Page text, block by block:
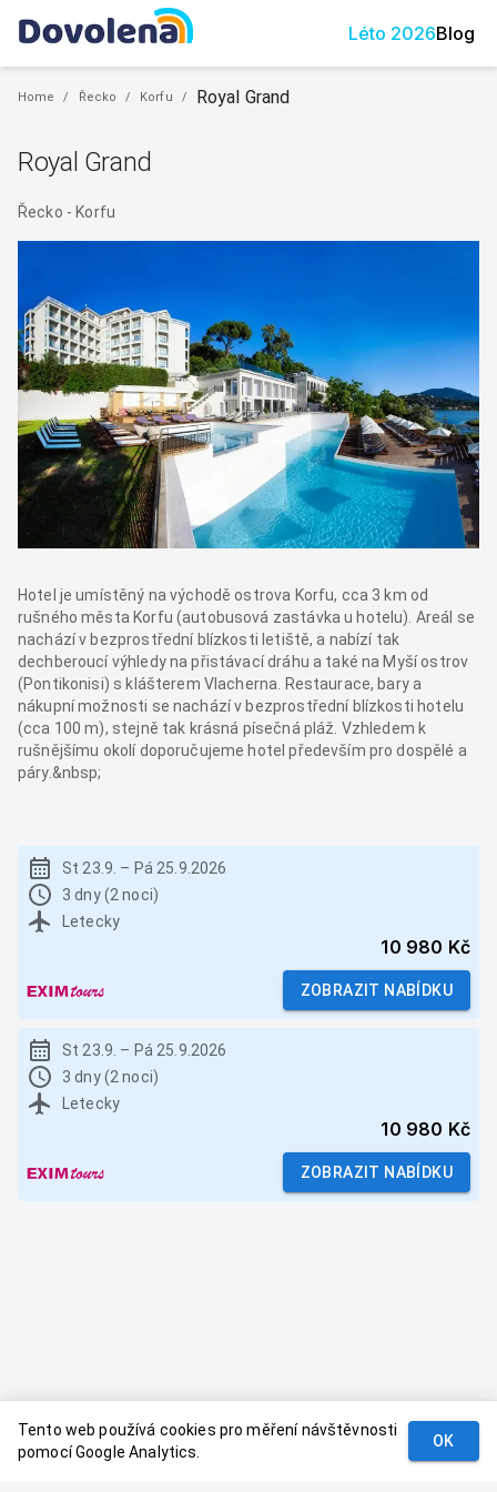
Léto 2026Blog
Home / Řecko / Korfu / Royal Grand
Royal Grand
Řecko - Korfu
Hotel je umístěný na východě ostrova Korfu, cca 3 km od
rušného města Korfu (autobusová zastávka u hotelu). Areál se
nachází v bezprostřední blízkosti letiště, a nabízí tak
dechberoucí výhledy na přistávací dráhu a také na Myší ostrov
(Pontikonisi) s klášterem Vlacherna. Restaurace, bary a
nákupní možnosti se nachází v bezprostřední blízkosti hotelu
(cca 100 m), stejně tak krásná písečná pláž. Vzhledem k
rušnějšímu okolí doporučujeme hotel především pro dospělé a
páry.&nbsp;
St 23.9. – Pá 25.9.2026
3 dny (2 noci)
Letecky
10 980 Kč
ZOBRAZIT NABÍDKU
St 23.9. – Pá 25.9.2026
3 dny (2 noci)
Letecky
10 980 Kč
ZOBRAZIT NABÍDKU
Tento web používá cookies pro měření návštěvnosti
pomocí Google Analytics.
OK